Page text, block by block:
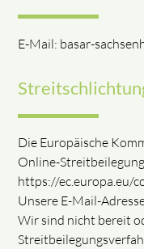
E-Mail: basar-
Die Europäische
Online-
https://ec.europa.eu/
Unsere E-Mail-
Wir sind nicht bereit